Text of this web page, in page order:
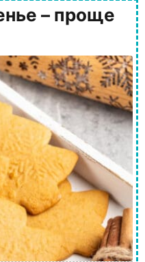
– проще